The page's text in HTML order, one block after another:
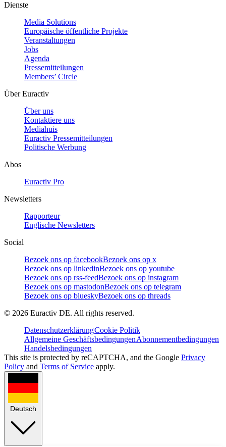
Dienste
Media Solutions
Europäische öffentliche Projekte
Veranstaltungen
Jobs
Agenda
Pressemitteilungen
Members’ Circle
Über Euractiv
Über uns
Kontaktiere uns
Mediahuis
Euractiv Pressemitteilungen
Politische Werbung
Abos
Euractiv Pro
Newsletters
Rapporteur
Englische Newsletters
Social
Bezoek ons op facebookBezoek ons op x
Bezoek ons op linkedinBezoek ons op youtube
Bezoek ons op rss-feedBezoek ons op instagram
Bezoek ons op mastodonBezoek ons op telegram
Bezoek ons op blueskyBezoek ons op threads
© 2026 Euractiv DE. All rights reserved.
DatenschutzerklärungCookie Politik
Allgemeine GeschäftsbedingungenAbonnementbedingungen
Handelsbedingungen
This site is protected by reCAPTCHA, and the Google Privacy
Policy and Terms of Service apply.
Deutsch